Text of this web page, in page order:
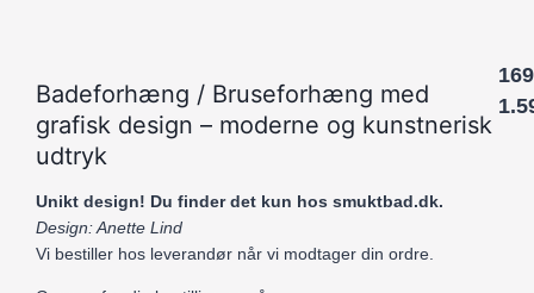
Badeforhæng / Bruseforhæng med
grafisk design – moderne og kunstnerisk
udtryk
Unikt design! Du finder det kun hos smuktbad.dk.
Design: Anette Lind
Vi bestiller hos leverandør når vi modtager din ordre.